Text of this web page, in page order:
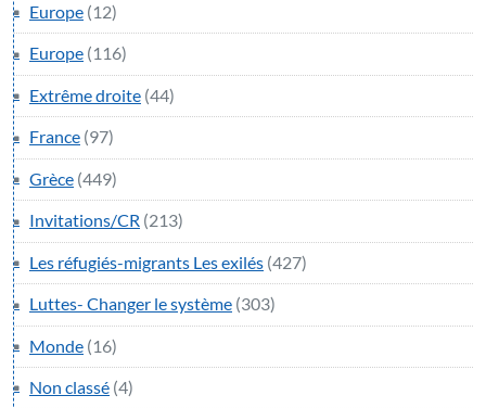
Europe (12)
Europe (116)
Extrême droite (44)
France (97)
Grèce (449)
Invitations/CR (213)
Les réfugiés-migrants Les exilés (427)
Luttes- Changer le système (303)
Monde (16)
Non classé (4)